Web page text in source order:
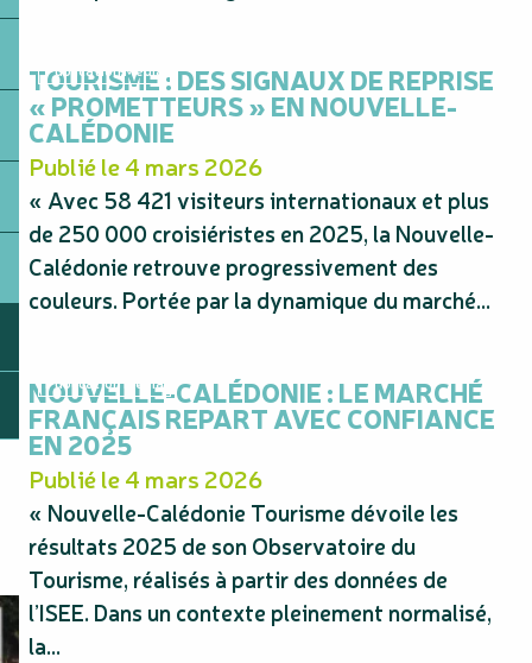
Publication Média
TOURISME : DES SIGNAUX DE REPRISE
« PROMETTEURS » EN NOUVELLE-
CALÉDONIE
Publié le 4 mars 2026
« Avec 58 421 visiteurs internationaux et plus
de 250 000 croisiéristes en 2025, la Nouvelle-
Calédonie retrouve progressivement des
couleurs. Portée par la dynamique du marché...
Publication Média
NOUVELLE-CALÉDONIE : LE MARCHÉ
FRANÇAIS REPART AVEC CONFIANCE
EN 2025
Publié le 4 mars 2026
« Nouvelle-Calédonie Tourisme dévoile les
résultats 2025 de son Observatoire du
Tourisme, réalisés à partir des données de
l’ISEE. Dans un contexte pleinement normalisé,
la...